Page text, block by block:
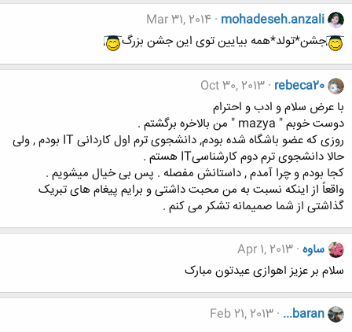
mohadeseh.anzali
Mar 31, 2014
جشن*تولد*همه بیایین توی این جشن بزرگ
rebeca20
Oct 30, 2013
با عرض سلام و ادب و احترام
دوست خوبم " mazya " من بالاخره برگشتم .
روزی که عضو باشگاه شده بودم, دانشجوی ترم اول کاردانی IT بودم , ولی
حالا دانشجوی ترم دوم کارشناسیIT هستم .
کجا بودم و چرا آمدم , داستانش مفصله . پس بی خیال میشویم .
واقعاً از اینکه نسبت به من محبت داشتی و برایم پیغام های تبریک
گذاشتی از شما صمیمانه تشکر می کنم .
ساوه Apr 1, 2013
سلام بر عزیز اهوازی عیدتون مبارک
...baran
Feb 21, 2013